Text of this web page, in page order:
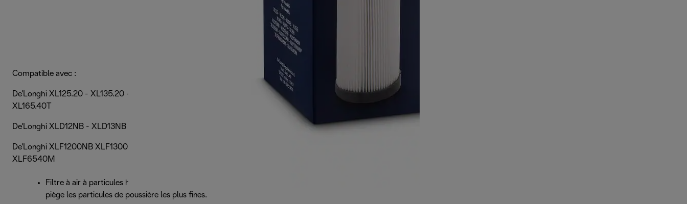
Compatible avec :
De'Longhi XL125.20 - XL135.20 - XL155.40 - XL165.40 -
XL165.40T
De'Longhi XLD12NB - XLD13NB - XLD15NBM - XLD65M
De'Longhi XLF1200NB XLF1300NBP - XLF1500NBM -
XLF6540M
Filtre à air à particules haute efficacité (EPA) qui
piège les particules de poussière les plus fines.